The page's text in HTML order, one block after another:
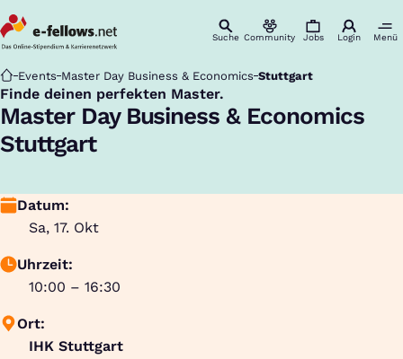
Suche Community Jobs Login Menü
Startseite
Events Master Day Business & Economics Stuttgart
Finde deinen perfekten Master.
:
Master Day Business & Economics
Stuttgart
Datum:
Sa, 17. Okt
Uhrzeit:
10:00 – 16:30
Ort:
IHK Stuttgart